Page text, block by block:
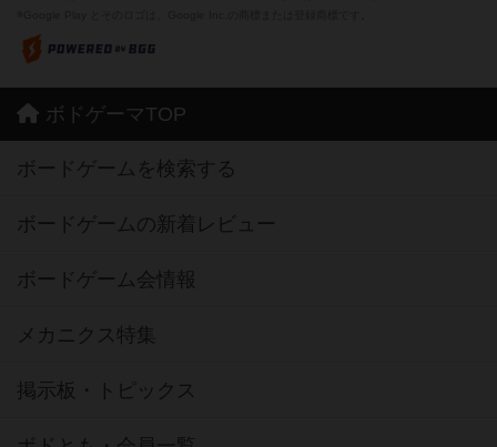
ボドゲーマTOP
ボードゲームを検索する
ボードゲームの新着レビュー
ボードゲーム会情報
メカニクス特集
掲示板・トピックス